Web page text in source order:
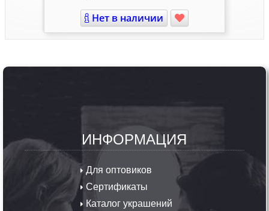
Нет в наличии
ИНФОРМАЦИЯ
Для оптовиков
Сертификаты
Каталог украшений